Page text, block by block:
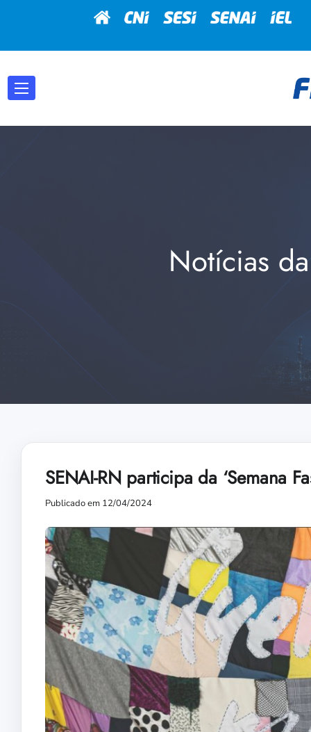
Notícias
SENAI-RN participa da ‘Semana
Publicado em 12/04/2024